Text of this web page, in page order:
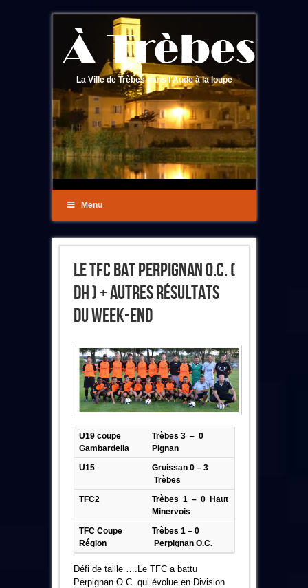
La Ville de Trèbes dans l'Aude à la loupe
Menu
Le TFC Bat Perpignan O.C. (
DH ) + Autres Résultats
Du Week-End
U19 coupe
Gambardella
Trèbes 3 – 0
Pignan
U15
Gruissan 0 – 3
Trèbes
TFC2
Trèbes 1 – 0 Haut
Minervois
TFC Coupe
Région
Trèbes 1 – 0
Perpignan O.C.
Défi de taille ….Le TFC a battu
Perpignan O.C. qui évolue en Division